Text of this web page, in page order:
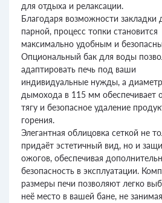
для отдыха и релаксации.
Благодаря возможности закладки
парной, процесс топки становится
максимально удобным и
Опциональный бак для воды
адаптировать печь под ваши
индивидуальные нужды, а диаметр
дымохода в 115 мм обеспечивает
тягу и безопасное удаление
горения.
Элегантная облицовка сеткой не
придаёт эстетичный вид, но и
ожогов, обеспечивая
безопасность в эксплуатации.
размеры печи позволяют легко
неё место в вашей бане, не